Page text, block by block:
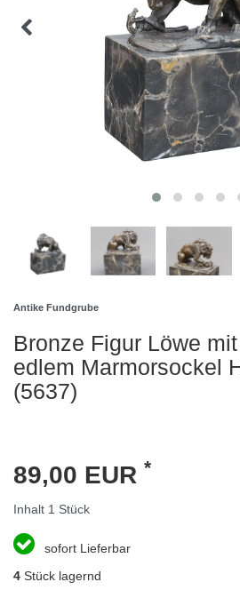
Antike Fundgrube
Bronze Figur Löwe
edlem Marmorsockel
(5637)
89,00 EUR *
Inhalt 1 Stück
sofort Lieferbar
4 Stück lagernd